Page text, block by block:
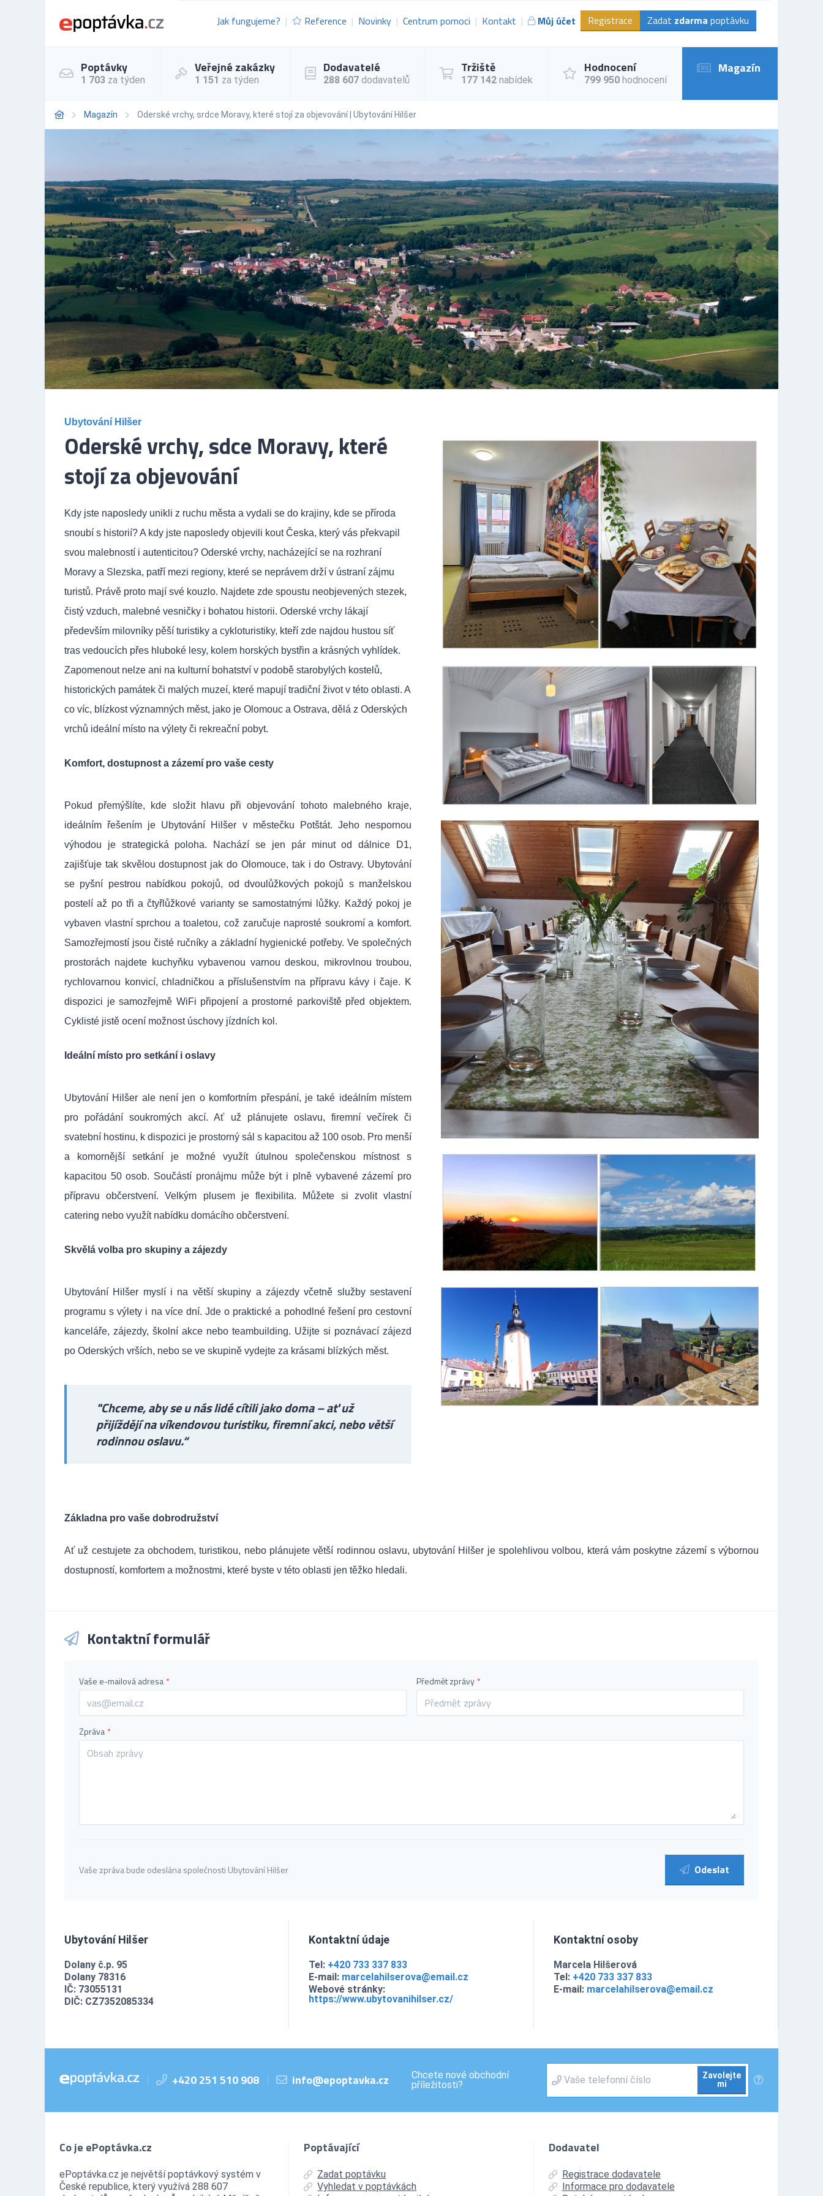
Jak fungujeme? Reference Novinky Centrum pomoci Kontakt Můj účet Registrace Zadat zdarma poptávku
Poptávky
1 703 za týden
Veřejné zakázky
1 151 za týden
Dodavatelé
288 607 dodavatelů
Tržiště
177 142 nabídek
Hodnocení
799 950 hodnocení
Magazín
Magazín Oderské vrchy, srdce Moravy, které stojí za objevování | Ubytování Hilšer
Ubytování Hilšer
Oderské vrchy, sdce Moravy, které
stojí za objevování
Kdy jste naposledy unikli z ruchu města a vydali se do krajiny, kde se příroda
snoubí s historií? A kdy jste naposledy objevili kout Česka, který vás překvapil
svou malebností i autenticitou? Oderské vrchy, nacházející se na rozhraní
Moravy a Slezska, patří mezi regiony, které se neprávem drží v ústraní zájmu
turistů. Právě proto mají své kouzlo. Najdete zde spoustu neobjevených stezek,
čistý vzduch, malebné vesničky i bohatou historii. Oderské vrchy lákají
především milovníky pěší turistiky a cykloturistiky, kteří zde najdou hustou síť
tras vedoucích přes hluboké lesy, kolem horských bystřin a krásných vyhlídek.
Zapomenout nelze ani na kulturní bohatství v podobě starobylých kostelů,
historických památek či malých muzeí, které mapují tradiční život v této oblasti. A
co víc, blízkost významných měst, jako je Olomouc a Ostrava, dělá z Oderských
vrchů ideální místo na výlety či rekreační pobyt.
Komfort, dostupnost a zázemí pro vaše cesty
Pokud přemýšlíte, kde složit hlavu při objevování tohoto malebného kraje,
ideálním řešením je Ubytování Hilšer v městečku Potštát. Jeho nespornou
výhodou je strategická poloha. Nachází se jen pár minut od dálnice D1,
zajišťuje tak skvělou dostupnost jak do Olomouce, tak i do Ostravy. Ubytování
se pyšní pestrou nabídkou pokojů, od dvoulůžkových pokojů s manželskou
postelí až po tři a čtyřlůžkové varianty se samostatnými lůžky. Každý pokoj je
vybaven vlastní sprchou a toaletou, což zaručuje naprosté soukromí a komfort.
Samozřejmostí jsou čisté ručníky a základní hygienické potřeby. Ve společných
prostorách najdete kuchyňku vybavenou varnou deskou, mikrovlnou troubou,
rychlovarnou konvicí, chladničkou a příslušenstvím na přípravu kávy i čaje. K
dispozici je samozřejmě WiFi připojení a prostorné parkoviště před objektem.
Cyklisté jistě ocení možnost úschovy jízdních kol.
Ideální místo pro setkání i oslavy
Ubytování Hilšer ale není jen o komfortním přespání, je také ideálním místem
pro pořádání soukromých akcí. Ať už plánujete oslavu, firemní večírek či
svatební hostinu, k dispozici je prostorný sál s kapacitou až 100 osob. Pro menší
a komornější setkání je možné využít útulnou společenskou místnost s
kapacitou 50 osob. Součástí pronájmu může být i plně vybavené zázemí pro
přípravu občerstvení. Velkým plusem je flexibilita. Můžete si zvolit vlastní
catering nebo využít nabídku domácího občerstvení.
Skvělá volba pro skupiny a zájezdy
Ubytování Hilšer myslí i na větší skupiny a zájezdy včetně služby sestavení
programu s výlety i na více dní. Jde o praktické a pohodlné řešení pro cestovní
kanceláře, zájezdy, školní akce nebo teambuilding. Užijte si poznávací zájezd
po Oderských vrších, nebo se ve skupině vydejte za krásami blízkých měst.
"Chceme, aby se u nás lidé cítili jako doma – ať už
přijíždějí na víkendovou turistiku, firemní akci, nebo větší
rodinnou oslavu.“
Základna pro vaše dobrodružství
Ať už cestujete za obchodem, turistikou, nebo plánujete větší rodinnou oslavu, ubytování Hilšer je spolehlivou volbou, která vám poskytne zázemí s výbornou
dostupností, komfortem a možnostmi, které byste v této oblasti jen těžko hledali.
Kontaktní formulář
Vaše e-mailová adresa * Předmět zprávy *
Zpráva *
Vaše zpráva bude odeslána společnosti Ubytování Hilšer Odeslat
Ubytování Hilšer
Dolany č.p. 95
Dolany 78316
IČ: 73055131
DIČ: CZ7352085334
Kontaktní údaje
Tel: +420 733 337 833
E-mail: marcelahilserova@email.cz
Webové stránky:
https://www.ubytovanihilser.cz/
Kontaktní osoby
Marcela Hilšerová
Tel: +420 733 337 833
E-mail: marcelahilserova@email.cz
| +420 251 510 908 | info@epoptavka.cz
Chcete nové obchodní
příležitosti?
Zavolejte
mi
Co je ePoptávka.cz
ePoptávka.cz je největší poptávkový systém v
České republice, který využívá 288 607
Poptávající
Zadat poptávku
Vyhledat v poptávkách
Dodavatel
Registrace dodavatele
Informace pro dodavatele